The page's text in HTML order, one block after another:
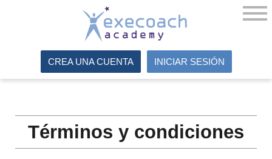
CREA UNA CUENTA INICIAR SESIÓN
Términos y condiciones